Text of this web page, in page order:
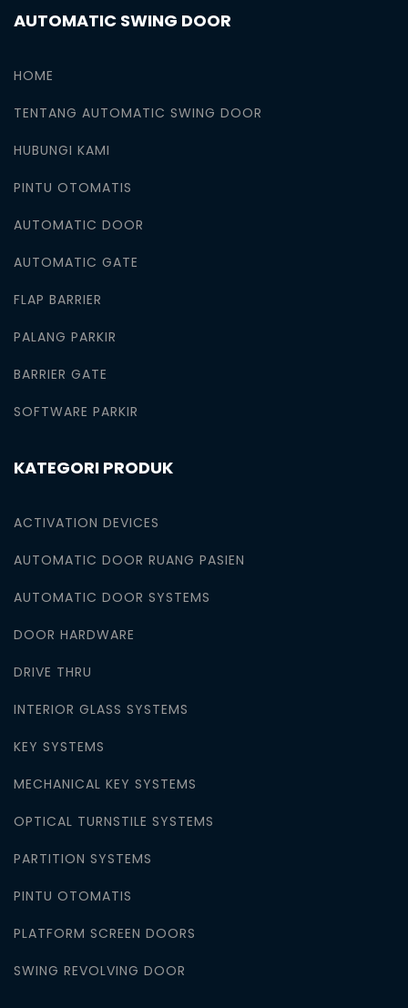
AUTOMATIC SWING DOOR
HOME
TENTANG AUTOMATIC SWING DOOR
HUBUNGI KAMI
PINTU OTOMATIS
AUTOMATIC DOOR
AUTOMATIC GATE
FLAP BARRIER
PALANG PARKIR
BARRIER GATE
SOFTWARE PARKIR
KATEGORI PRODUK
ACTIVATION DEVICES
AUTOMATIC DOOR RUANG PASIEN
AUTOMATIC DOOR SYSTEMS
DOOR HARDWARE
DRIVE THRU
INTERIOR GLASS SYSTEMS
KEY SYSTEMS
MECHANICAL KEY SYSTEMS
OPTICAL TURNSTILE SYSTEMS
PARTITION SYSTEMS
PINTU OTOMATIS
PLATFORM SCREEN DOORS
SWING REVOLVING DOOR